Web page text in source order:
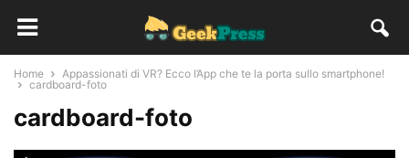
Home
Appassionati di VR? Ecco l’App che te la porta sullo smartphone!
cardboard-foto
cardboard-foto